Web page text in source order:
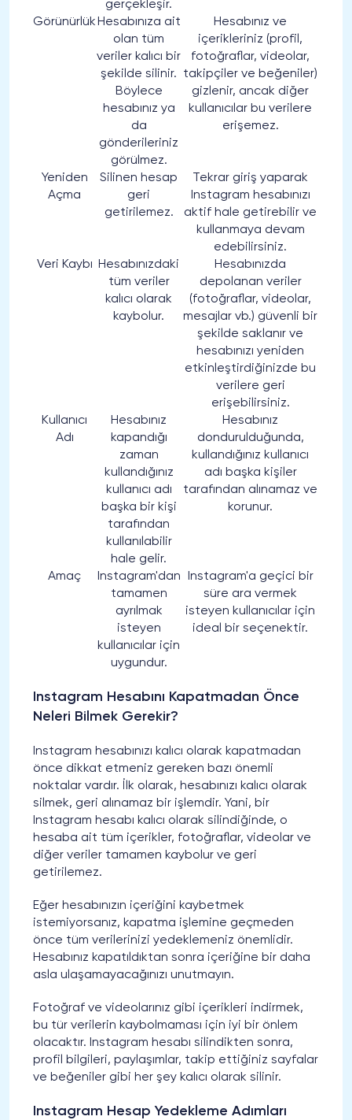
gerçekleşir.
Görünürlük Hesabınıza ait
olan tüm
veriler kalıcı bir
şekilde silinir.
Böylece
hesabınız ya
da
gönderileriniz
görülmez.
Hesabınız ve
içerikleriniz (profil,
fotoğraflar, videolar,
takipçiler ve beğeniler)
gizlenir, ancak diğer
kullanıcılar bu verilere
erişemez.
Yeniden
Açma
Silinen hesap
geri
getirilemez.
Tekrar giriş yaparak
Instagram hesabınızı
aktif hale getirebilir ve
kullanmaya devam
edebilirsiniz.
Veri Kaybı
Hesabınızdaki
tüm veriler
kalıcı olarak
kaybolur.
Hesabınızda
depolanan veriler
(fotoğraflar, videolar,
mesajlar vb.) güvenli bir
şekilde saklanır ve
hesabınızı yeniden
etkinleştirdiğinizde bu
verilere geri
erişebilirsiniz.
Kullanıcı
Adı
Hesabınız
kapandığı
zaman
kullandığınız
kullanıcı adı
başka bir kişi
tarafından
kullanılabilir
hale gelir.
Hesabınız
dondurulduğunda,
kullandığınız kullanıcı
adı başka kişiler
tarafından alınamaz ve
korunur.
Amaç
Instagram'dan
tamamen
ayrılmak
isteyen
kullanıcılar için
uygundur.
Instagram'a geçici bir
süre ara vermek
isteyen kullanıcılar için
ideal bir seçenektir.
Instagram Hesabını Kapatmadan Önce
Neleri Bilmek Gerekir?
Instagram hesabınızı kalıcı olarak kapatmadan
önce dikkat etmeniz gereken bazı önemli
noktalar vardır. İlk olarak, hesabınızı kalıcı olarak
silmek, geri alınamaz bir işlemdir. Yani, bir
Instagram hesabı kalıcı olarak silindiğinde, o
hesaba ait tüm içerikler, fotoğraflar, videolar ve
diğer veriler tamamen kaybolur ve geri
getirilemez.
Eğer hesabınızın içeriğini kaybetmek
istemiyorsanız, kapatma işlemine geçmeden
önce tüm verilerinizi yedeklemeniz önemlidir.
Hesabınız kapatıldıktan sonra içeriğine bir daha
asla ulaşamayacağınızı unutmayın.
Fotoğraf ve videolarınız gibi içerikleri indirmek,
bu tür verilerin kaybolmaması için iyi bir önlem
olacaktır. Instagram hesabı silindikten sonra,
profil bilgileri, paylaşımlar, takip ettiğiniz sayfalar
ve beğeniler gibi her şey kalıcı olarak silinir.
Instagram Hesap Yedekleme Adımları